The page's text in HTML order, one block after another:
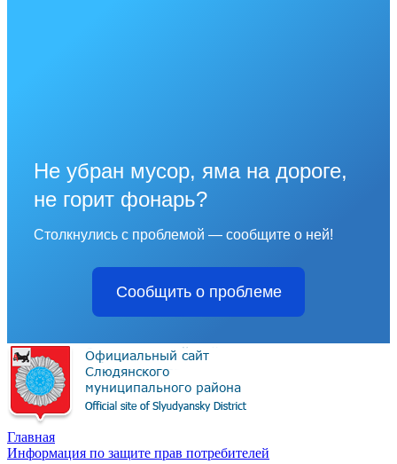
Не убран мусор, яма на дороге,
не горит фонарь?
Столкнулись с проблемой — сообщите о ней!
Сообщить о проблеме
Главная
Информация по защите прав потребителей